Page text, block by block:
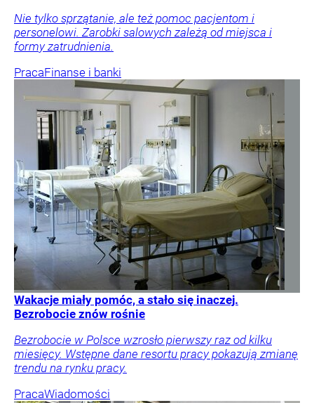
Nie tylko sprzątanie, ale też pomoc pacjentom i
personelowi. Zarobki salowych zależą od miejsca i
formy zatrudnienia.
PracaFinanse i banki
Wakacje miały pomóc, a stało się inaczej.
Bezrobocie znów rośnie
Bezrobocie w Polsce wzrosło pierwszy raz od kilku
miesięcy. Wstępne dane resortu pracy pokazują zmianę
trendu na rynku pracy.
PracaWiadomości